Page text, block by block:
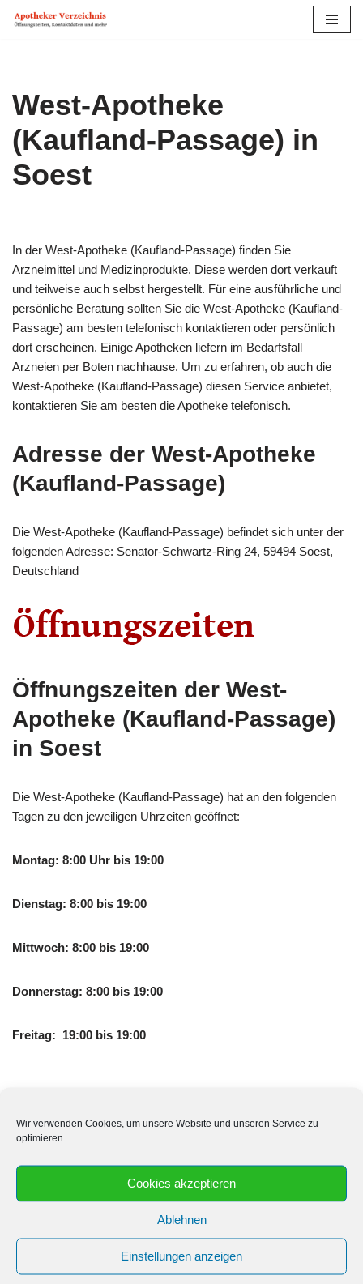
Wir verwenden Cookies, um unsere Website und unseren Service zu
optimieren.
Cookies akzeptieren
Ablehnen
Einstellungen anzeigen
West-Apotheke
(Kaufland-Passage) in
Soest
In der West-Apotheke (Kaufland-Passage) finden Sie
Arzneimittel und Medizinprodukte. Diese werden dort verkauft
und teilweise auch selbst hergestellt. Für eine ausführliche und
persönliche Beratung sollten Sie die West-Apotheke (Kaufland-
Passage) am besten telefonisch kontaktieren oder persönlich
dort erscheinen. Einige Apotheken liefern im Bedarfs­fall
Arzneien per Boten nachhause. Um zu erfahren, ob auch die
West-Apotheke (Kaufland-Passage) diesen Service anbietet,
kontaktieren Sie am besten die Apotheke telefonisch.
Adresse der West-Apotheke
(Kaufland-Passage)
Die West-Apotheke (Kaufland-Passage) befindet sich unter der
folgenden Adresse: Senator-Schwartz-Ring 24, 59494 Soest,
Deutschland
Öffnungszeiten der West-
Apotheke (Kaufland-Passage)
in Soest
Die West-Apotheke (Kaufland-Passage) hat an den folgenden
Tagen zu den jeweiligen Uhrzeiten geöffnet:
Montag: 8:00 Uhr bis 19:00
Dienstag: 8:00 bis 19:00
Mittwoch: 8:00 bis 19:00
Donnerstag: 8:00 bis 19:00
Freitag: 19:00 bis 19:00
Hat die West-Apotheke (Kaufland-Passage) auch am
Wochenende geöffnet? Die West-Apotheke (Kaufland-Passage)
Sonntag: Geschlossen bis Geschlossen